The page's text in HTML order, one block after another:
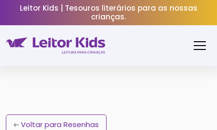
Leitor Kids | Tesouros literários para as nossas
crianças.
Voltar para Resenhas